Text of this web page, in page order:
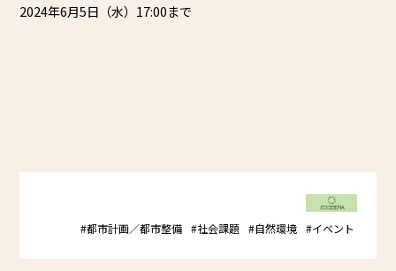
2024年6月5日（水）17:00まで
#都市計画／都市整備 #社会課題 #自然環境 #イベント